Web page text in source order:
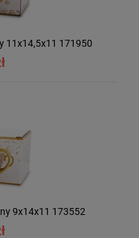
11x14,5x11 171950
9x14x11 173552